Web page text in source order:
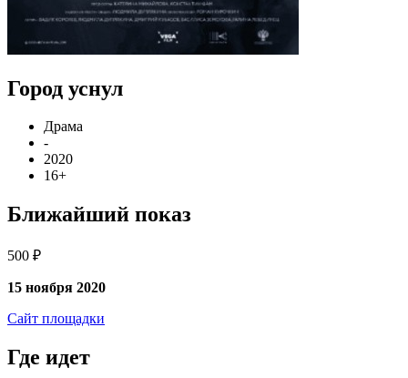
Город уснул
Драма
-
2020
16+
Ближайший показ
500 ₽
15 ноября 2020
Сайт площадки
Где идет